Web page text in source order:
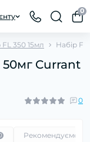
0
350 15мл Набір
50мг Currant
0
Рекомендуємо